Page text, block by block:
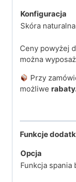
Konfiguracja
Skóra naturalna
Ceny powyżej
można
Przy
możliwe
Funkcje
Opcja
Funkcja spania